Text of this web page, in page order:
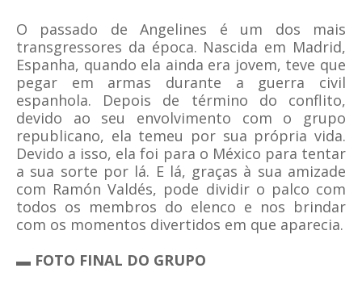
O passado de Angelines é um dos mais
transgressores da época. Nascida em Madrid,
Espanha, quando ela ainda era jovem, teve que
pegar em armas durante a guerra civil
espanhola. Depois de término do conflito,
devido ao seu envolvimento com o grupo
republicano, ela temeu por sua própria vida.
Devido a isso, ela foi para o México para tentar
a sua sorte por lá. E lá, graças à sua amizade
com Ramón Valdés, pode dividir o palco com
todos os membros do elenco e nos brindar
com os momentos divertidos em que aparecia.
▬ FOTO FINAL DO GRUPO